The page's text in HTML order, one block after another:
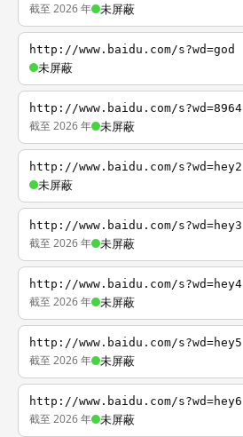
截至 2026 年 未屏蔽
http://www.baidu.com/s?wd=god
未屏蔽
http://www.baidu.com/s?wd=8964
截至 2026 年 未屏蔽
http://www.baidu.com/s?wd=hey2
未屏蔽
http://www.baidu.com/s?wd=hey3
截至 2026 年 未屏蔽
http://www.baidu.com/s?wd=hey4
截至 2026 年 未屏蔽
http://www.baidu.com/s?wd=hey5
截至 2026 年 未屏蔽
http://www.baidu.com/s?wd=hey6
截至 2026 年 未屏蔽